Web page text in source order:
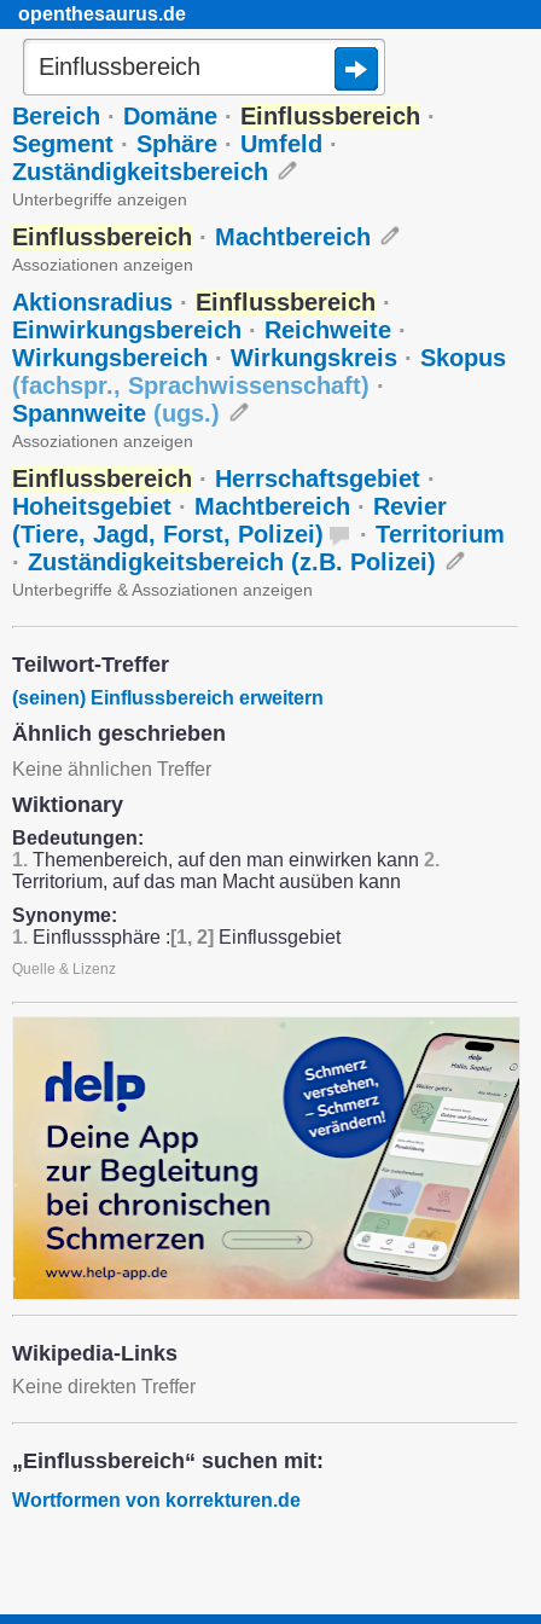
openthesaurus.de
Bereich · Domäne · Einflussbereich ·
Segment · Sphäre · Umfeld ·
Zuständigkeitsbereich
Unterbegriffe anzeigen
Einflussbereich · Machtbereich
Assoziationen anzeigen
Aktionsradius · Einflussbereich ·
Einwirkungsbereich · Reichweite ·
Wirkungsbereich · Wirkungskreis · Skopus
(fachspr., Sprachwissenschaft) ·
Spannweite (ugs.)
Assoziationen anzeigen
Einflussbereich · Herrschaftsgebiet ·
Hoheitsgebiet · Machtbereich · Revier
(Tiere, Jagd, Forst, Polizei)
· Territorium
· Zuständigkeitsbereich (z.B. Polizei)
Unterbegriffe & Assoziationen anzeigen
Teilwort-Treffer
(seinen) Einflussbereich erweitern
Ähnlich geschrieben
Keine ähnlichen Treffer
Wiktionary
Bedeutungen:
1. Themenbereich, auf den man einwirken kann 2.
Territorium, auf das man Macht ausüben kann
Synonyme:
1. Einflusssphäre : [1, 2] Einflussgebiet
Quelle & Lizenz
Wikipedia-Links
Keine direkten Treffer
„Einflussbereich“ suchen mit:
Wortformen von korrekturen.de